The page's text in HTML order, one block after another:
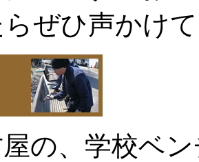
らぜひ声かけ
の、学校ベ